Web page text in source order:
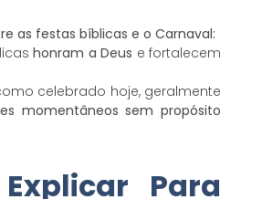
as festas bíblicas e o Carnaval:
honram a Deus e fortalecem
celebrado hoje, geralmente
momentâneos sem propósito
Para